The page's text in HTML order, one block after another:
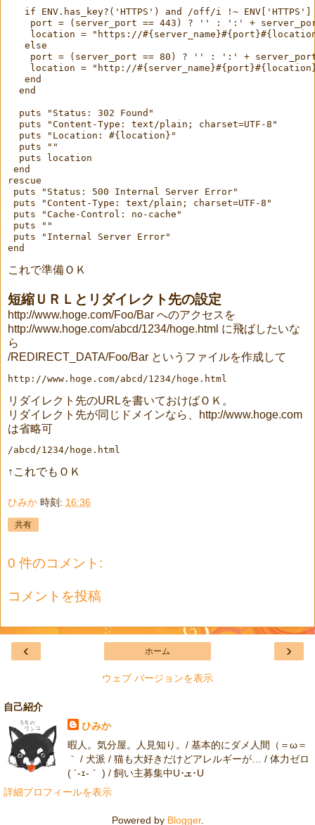
   if ENV.has_key?('HTTPS') and /off/i !~ ENV['HTTPS']
port = (server_port == 443) ? '' : ':' +
location = "https://
   else
port = (server_port == 80) ? '' : ':' +
location = "http://
   end
  end
  puts "Status: 302 Found"
  puts "Content-Type: text/plain; charset=UTF-8"
  puts "Location: #{location}"
  puts ""
  puts location
end
rescue
puts "Status: 500 Internal Server Error"
puts "Content-Type: text/plain; charset=UTF-8"
puts "Cache-Control: no-cache"
puts ""
puts "Internal Server Error"
end
これで準備ＯＫ
短縮ＵＲＬとリダイレクト先の設定
http://www.hoge.com/Foo/Bar へのアクセスを
http://www.hoge.com/abcd/1234/hoge.html に飛ばしたいな
ら
/REDIRECT_DATA/Foo/Bar というファイルを作成して
http://www.hoge.com/abcd/1234/hoge.html
リダイレクト先のURLを書いておけばＯＫ。
リダイレクト先が同じドメインなら、http://www.hoge.com
は省略可
/abcd/1234/hoge.html
↑これでもＯＫ
ひみか 時刻: 16:36
共有
0 件のコメント:
コメントを投稿
‹ ›
ホーム
ウェブ バージョンを表示
自己紹介
ひみか
暇人。気分屋。人見知り。/ 基本的にダメ人間（＝ω＝
｀ / 犬派 / 猫も大好きだけどアレルギーが… / 体力ゼロ
( ´-ｪ-｀ ) / 飼い主募集中U･ܫ･U
詳細プロフィールを表示
Powered by Blogger.